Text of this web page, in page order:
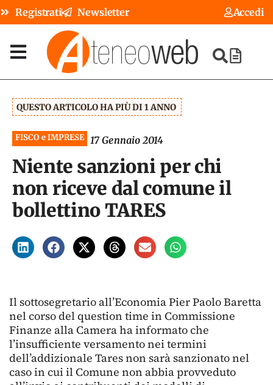
Registrati Newsletter Accedi
QUESTO ARTICOLO HA PIÙ DI 1 ANNO
FISCO e IMPRESE 17 Gennaio 2014
Niente sanzioni per chi
non riceve dal comune il
bollettino TARES
Il sottosegretario all’Economia Pier Paolo Baretta
nel corso del question time in Commissione
Finanze alla Camera ha informato che
l’insufficiente versamento nei termini
dell’addizionale Tares non sarà sanzionato nel
caso in cui il Comune non abbia provveduto